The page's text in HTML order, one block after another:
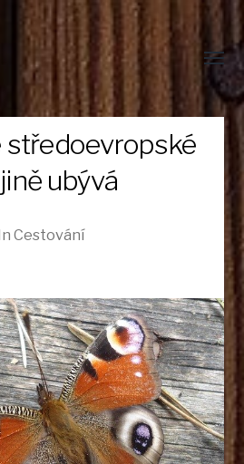
menu
středoevropské
ubývá
Cestování